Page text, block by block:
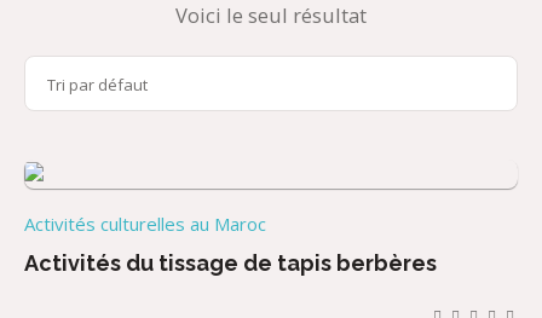
Voici le seul résultat
Activités culturelles au Maroc
Activités du tissage de tapis berbères